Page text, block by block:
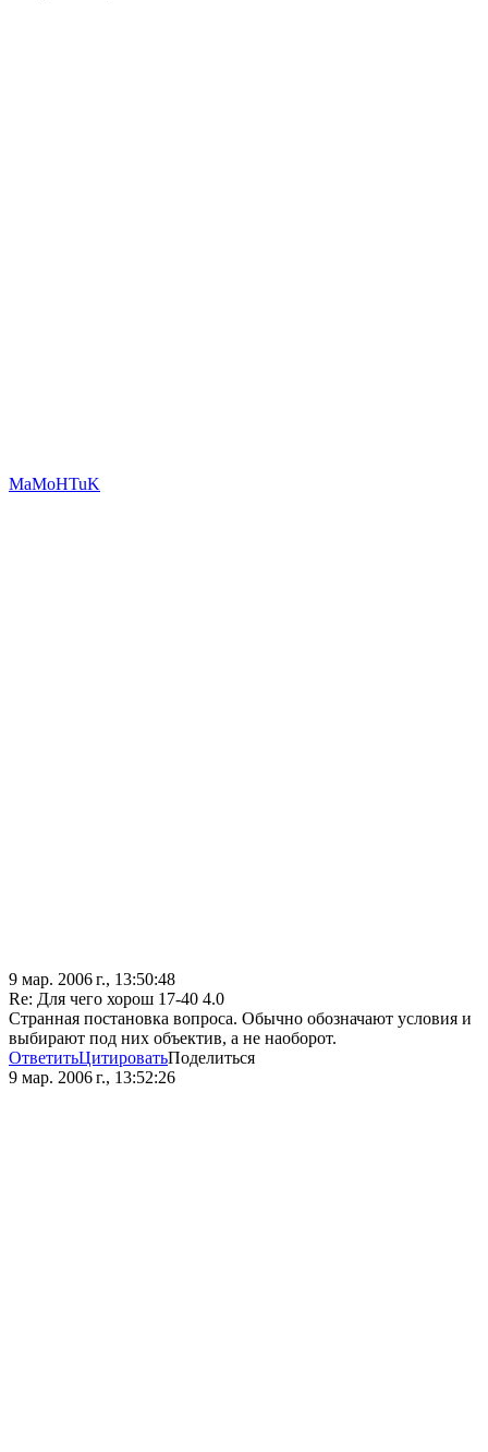
MaMoHTuK
9 мар. 2006 г., 13:50:48
Re: Для чего хорош 17-40 4.0
Странная постановка вопроса. Обычно обозначают условия и
выбирают под них объектив, а не наоборот.
ОтветитьЦитироватьПоделиться
9 мар. 2006 г., 13:52:26